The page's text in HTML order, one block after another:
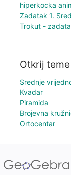
hiperkocka
Zadatak 1.
Trokut -
Otkrij teme
Srednje
Kvadar
Piramida
Brojevna
Ortocentar